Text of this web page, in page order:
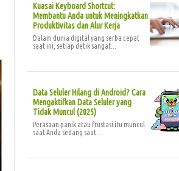
Kuasai Keyboard Shortcut:
Membantu Anda untuk Meningkatkan
Produktivitas dan Alur Kerja
Dalam dunia digital yang serba cepat
saat ini, setiap detik sangat...
Data Seluler Hilang di Android? Cara
Mengaktifkan Data Seluler yang
Tidak Muncul (2025)
Perasaan panik atau frustasi itu muncul
saat Anda sedang saat...